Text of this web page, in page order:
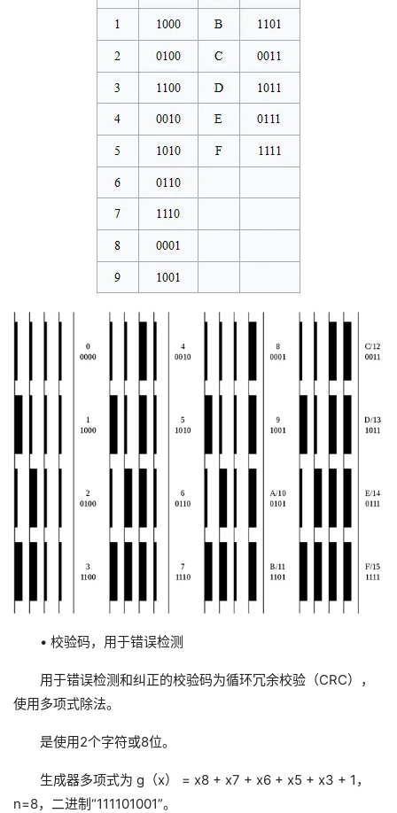
• 校验码，用于错误检测
用于错误检测和纠正的校验码为循环冗余校验（CRC），
使用多项式除法。
是使用2个字符或8位。
生成器多项式为 g（x） = x8 + x7 + x6 + x5 + x3 + 1，
n=8，二进制“111101001”。